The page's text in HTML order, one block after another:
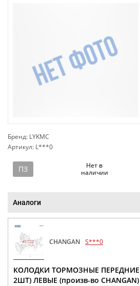
Бренд: LYKMC
Артикул: L***0
ПЗ
Нет в
наличии
Аналоги
CHANGAN S***0
КОЛОДКИ ТОРМОЗНЫЕ ПЕРЕДНИЕ
2ШТ) ЛЕВЫЕ (произв-во CHANGAN)